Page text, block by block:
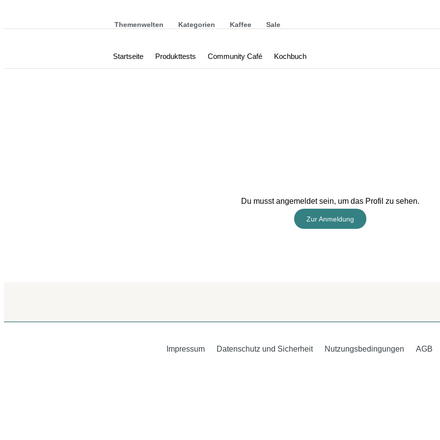
Themenwelten Kategorien Kaffee Sale
Startseite Produkttests Community Café Kochbuch
Du musst angemeldet sein, um das Profil zu sehen.
Zur Anmeldung
Impressum Datenschutz und Sicherheit Nutzungsbedingungen AGB